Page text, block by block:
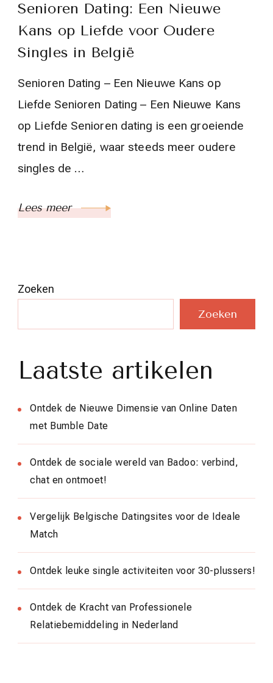
Senioren Dating: Een Nieuwe
Kans op Liefde voor Oudere
Singles in België
Senioren Dating – Een Nieuwe Kans op
Liefde Senioren Dating – Een Nieuwe Kans
op Liefde Senioren dating is een groeiende
trend in België, waar steeds meer oudere
singles de …
Lees meer
Zoeken
Zoeken
Laatste artikelen
Ontdek de Nieuwe Dimensie van Online Daten
met Bumble Date
Ontdek de sociale wereld van Badoo: verbind,
chat en ontmoet!
Vergelijk Belgische Datingsites voor de Ideale
Match
Ontdek leuke single activiteiten voor 30-plussers!
Ontdek de Kracht van Professionele
Relatiebemiddeling in Nederland